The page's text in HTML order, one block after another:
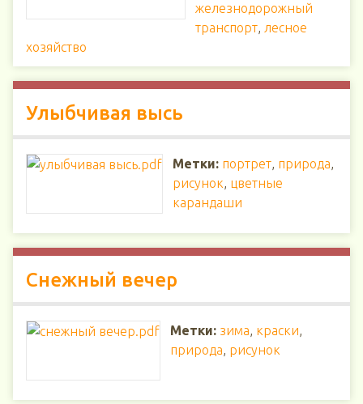
железнодорожный
транспорт, лесное
хозяйство
Улыбчивая высь
Метки: портрет, природа,
рисунок, цветные
карандаши
Снежный вечер
Метки: зима, краски,
природа, рисунок